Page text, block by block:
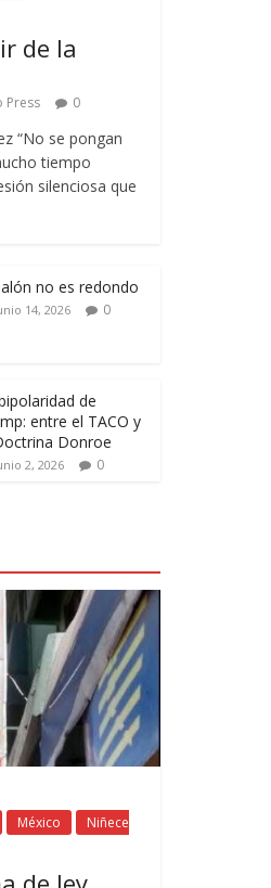
de la
Press 0
“No se pongan
tiempo
silenciosa que
no es redondo
14, 2026 0
de
entre el TACO y
Donroe
2, 2026 0
México
Niñece